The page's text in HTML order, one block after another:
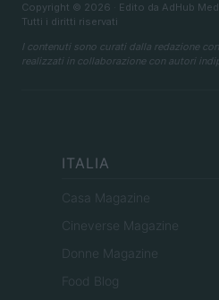
Copyright © 2026 · Edito da AdHub
Tutti i diritti riservati
I contenuti sono curati dalla redazione
realizzati in collaborazione con autori
ITALIA
Casa Magazine
Cineverse Magazine
Donne Magazine
Food Blog